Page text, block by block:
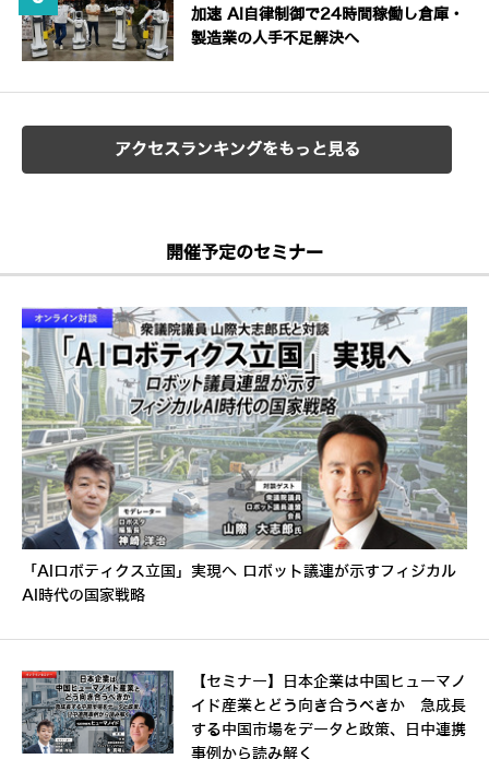
加速 AI自律制御で24時間稼働し倉庫・
製造業の人手不足解決へ
アクセスランキングをもっと見る
開催予定のセミナー
「AIロボティクス立国」実現へ ロボット議連が示すフィジカル
AI時代の国家戦略
【セミナー】日本企業は中国ヒューマノ
イド産業とどう向き合うべきか 急成長
する中国市場をデータと政策、日中連携
事例から読み解く